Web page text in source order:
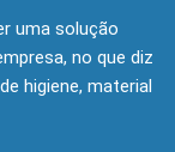
uma solução
no que diz
higiene, material